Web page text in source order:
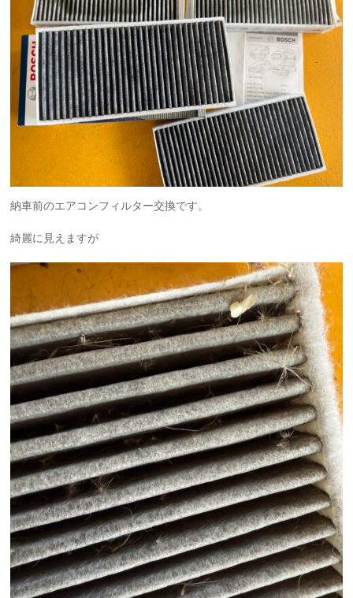
納車前のエアコンフィルター交換です。
綺麗に見えますが